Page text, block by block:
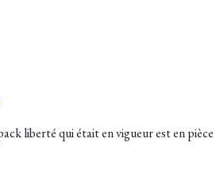
liberté qui était en vigueur est en pièce